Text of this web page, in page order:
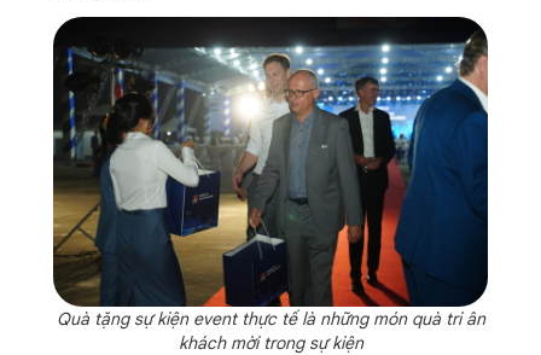
Quà tặng sự kiện event thực tế là những món quà tri ân
khách mời trong sự kiện